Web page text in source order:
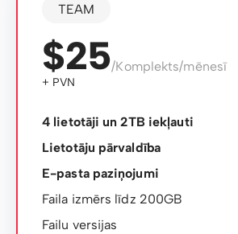
TEAM
$25/Komplekts/mēnesī
+ PVN
4 lietotāji un 2TB iekļauti
Lietotāju pārvaldība
E-pasta paziņojumi
Faila izmērs līdz 200GB
Failu versijas